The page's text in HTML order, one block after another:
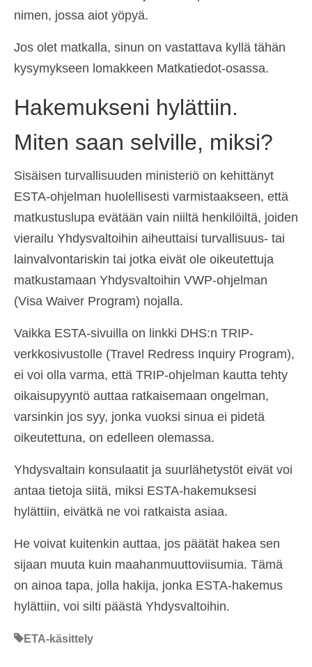
nimen, jossa aiot yöpyä.
Jos olet matkalla, sinun on vastattava kyllä tähän
kysymykseen lomakkeen Matkatiedot-osassa.
Hakemukseni hylättiin.
Miten saan selville, miksi?
Sisäisen turvallisuuden ministeriö on kehittänyt
ESTA-ohjelman huolellisesti varmistaakseen, että
matkustuslupa evätään vain niiltä henkilöiltä, joiden
vierailu Yhdysvaltoihin aiheuttaisi turvallisuus- tai
lainvalvontariskin tai jotka eivät ole oikeutettuja
matkustamaan Yhdysvaltoihin VWP-ohjelman
(Visa Waiver Program) nojalla.
Vaikka ESTA-sivuilla on linkki DHS:n TRIP-
verkkosivustolle (Travel Redress Inquiry Program),
ei voi olla varma, että TRIP-ohjelman kautta tehty
oikaisupyyntö auttaa ratkaisemaan ongelman,
varsinkin jos syy, jonka vuoksi sinua ei pidetä
oikeutettuna, on edelleen olemassa.
Yhdysvaltain konsulaatit ja suurlähetystöt eivät voi
antaa tietoja siitä, miksi ESTA-hakemuksesi
hylättiin, eivätkä ne voi ratkaista asiaa.
He voivat kuitenkin auttaa, jos päätät hakea sen
sijaan muuta kuin maahanmuuttoviisumia. Tämä
on ainoa tapa, jolla hakija, jonka ESTA-hakemus
hylättiin, voi silti päästä Yhdysvaltoihin.
ETA-käsittely